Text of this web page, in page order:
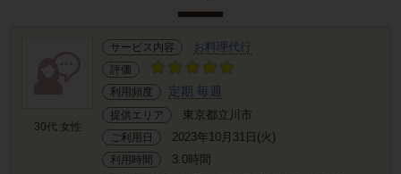
30代 女性
サービス内容 お料理代行
評価
利用頻度
定期 毎週
提供エリア 東京都立川市
ご利用日 2023年10月31日(火)
利用時間 3.0時間